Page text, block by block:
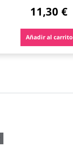
11,30 €
Añadir al carrito